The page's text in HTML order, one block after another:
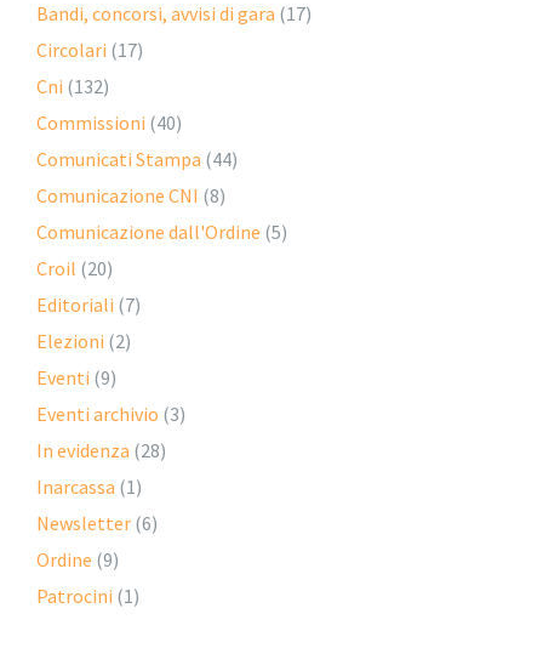
Bandi, concorsi, avvisi di gara (17)
Circolari (17)
Cni (132)
Commissioni (40)
Comunicati Stampa (44)
Comunicazione CNI (8)
Comunicazione dall'Ordine (5)
Croil (20)
Editoriali (7)
Elezioni (2)
Eventi (9)
Eventi archivio (3)
In evidenza (28)
Inarcassa (1)
Newsletter (6)
Ordine (9)
Patrocini (1)